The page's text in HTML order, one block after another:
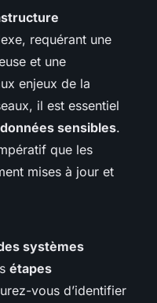
requérant une
et une
enjeux de la
il est essentiel
sensibles.
que les
mises à jour et
systèmes
étapes
vous d’identifier